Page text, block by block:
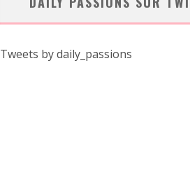
Tweets by daily_passions